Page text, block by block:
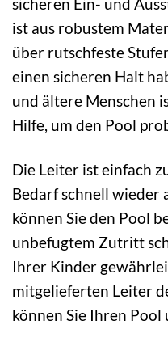
ist aus robustem
über rutschfeste
einen sicheren Halt
und ältere Menschen
Hilfe, um den Pool
Die Leiter ist einfach
Bedarf schnell wieder
können Sie den Pool
unbefugtem Zutritt
Ihrer Kinder
mitgelieferten Leiter
können Sie Ihren